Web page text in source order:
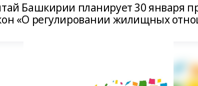
Башкирии планирует 30 января
«О регулировании жилищных